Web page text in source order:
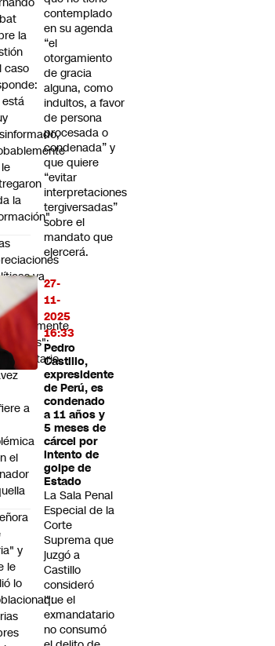
contemplado
en su agenda
“el
otorgamiento
de gracia
alguna, como
indultos, a favor
de persona
procesada o
condenada” y
que quiere
“evitar
interpretaciones
tergiversadas”
sobre el
mandato que
ejercerá.
27-
11-
2025
16:33
Pedro
Castillo,
expresidente
de Perú, es
condenado
a 11 años y
5 meses de
cárcel por
intento de
golpe de
Estado
La Sala Penal
Especial de la
Corte
Suprema que
juzgó a
Castillo
consideró
que el
exmandatario
no consumó
la
caso
está
la
ya
a
el
y
le
lo